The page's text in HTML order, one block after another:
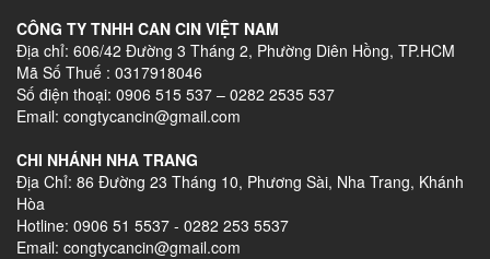
CÔNG TY TNHH CAN CIN VIỆT NAM
Địa chỉ: 606/42 Đường 3 Tháng 2, Phường Diên Hồng, TP.HCM
Mã Số Thuế : 0317918046
Số điện thoại: 0906 515 537 – 0282 2535 537
Email: congtycancin@gmail.com
CHI NHÁNH NHA TRANG
Địa Chỉ: 86 Đường 23 Tháng 10, Phương Sài, Nha Trang, Khánh
Hòa
Hotline: 0906 51 5537 - 0282 253 5537
Email: congtycancin@gmail.com